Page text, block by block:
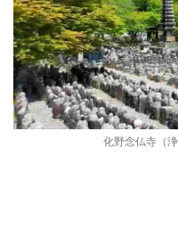
化野念仏寺（